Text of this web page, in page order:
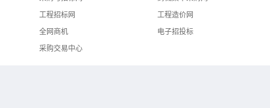
工程招标网
工程造价网
全网商机
电子招投标
采购交易中心